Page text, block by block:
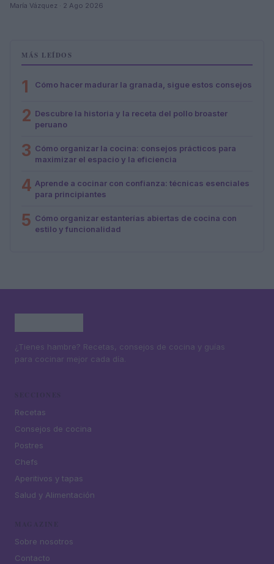
María Vázquez · 2 Ago 2026
MÁS LEÍDOS
1 Cómo hacer madurar la granada, sigue estos consejos
2 Descubre la historia y la receta del pollo broaster
peruano
3 Cómo organizar la cocina: consejos prácticos para
maximizar el espacio y la eficiencia
4 Aprende a cocinar con confianza: técnicas esenciales
para principiantes
5 Cómo organizar estanterías abiertas de cocina con
estilo y funcionalidad
¿Tienes hambre? Recetas, consejos de cocina y guías
para cocinar mejor cada día.
Recetas
Consejos de cocina
Postres
Chefs
Aperitivos y tapas
Salud y Alimentación
Sobre nosotros
Contacto